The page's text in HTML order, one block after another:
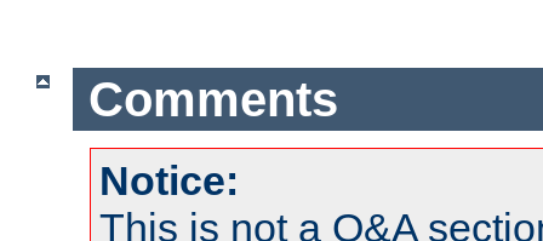
Comments
Notice:
This is not a Q&A